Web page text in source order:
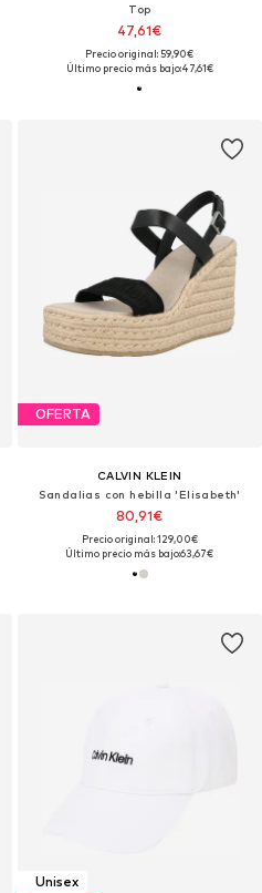
Top
47,61€
Precio original: 59,90€
Último precio más bajo:47,61€
OFERTA
CALVIN KLEIN
Sandalias con hebilla 'Elisabeth'
80,91€
Precio original: 129,00€
Último precio más bajo:63,67€
Unisex